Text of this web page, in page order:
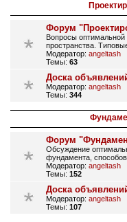
Форум
Вопросы оптимальной
пространства.
Модератор: angeltash
Темы: 63
Доска
Модератор: angeltash
Темы: 344
Форум
Обсуждение
фундамента,
Модератор: angeltash
Темы: 152
Доска
Модератор: angeltash
Темы: 107